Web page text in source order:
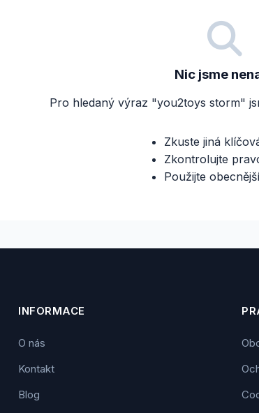
Nic jsme
Pro hledaný výraz "you2toys storm"
Zkuste jiná
Zkontrolujte
Použijte
INFORMACE
O nás
Kontakt
Blog